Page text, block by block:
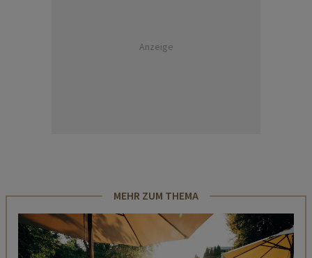
Anzeige
MEHR ZUM THEMA